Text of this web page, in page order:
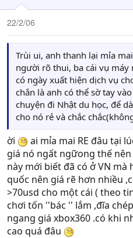
22/2/06
Trùi ui, anh thanh lại mỉa
người rõ thui, ba cái vụ máy
có ngày xuất hiện dịch vụ
chắn là anh có thể sờ tay
chuyện đi Nhật du học, để
cho nó rẻ và chắc
ời
ai mỉa mai RE đâu tại
giá nó ngất ngữong thế
này mới biết đã có ở VN
quốc nên giá rẽ hơn nhiều
>70usd cho một cái ( theo
chơi tốn ''bác '' lắm ,đĩa
ngang giá xbox360 .có khi
cao quá đâu